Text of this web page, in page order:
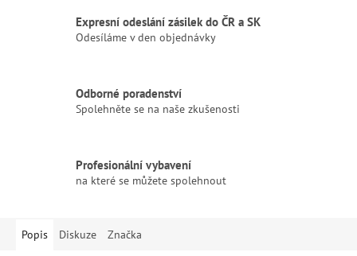
Expresní odeslání zásilek do ČR a SK
Odesíláme v den objednávky
Odborné poradenství
Spolehněte se na naše zkušenosti
Profesionální vybavení
na které se můžete spolehnout
Popis Diskuze Značka